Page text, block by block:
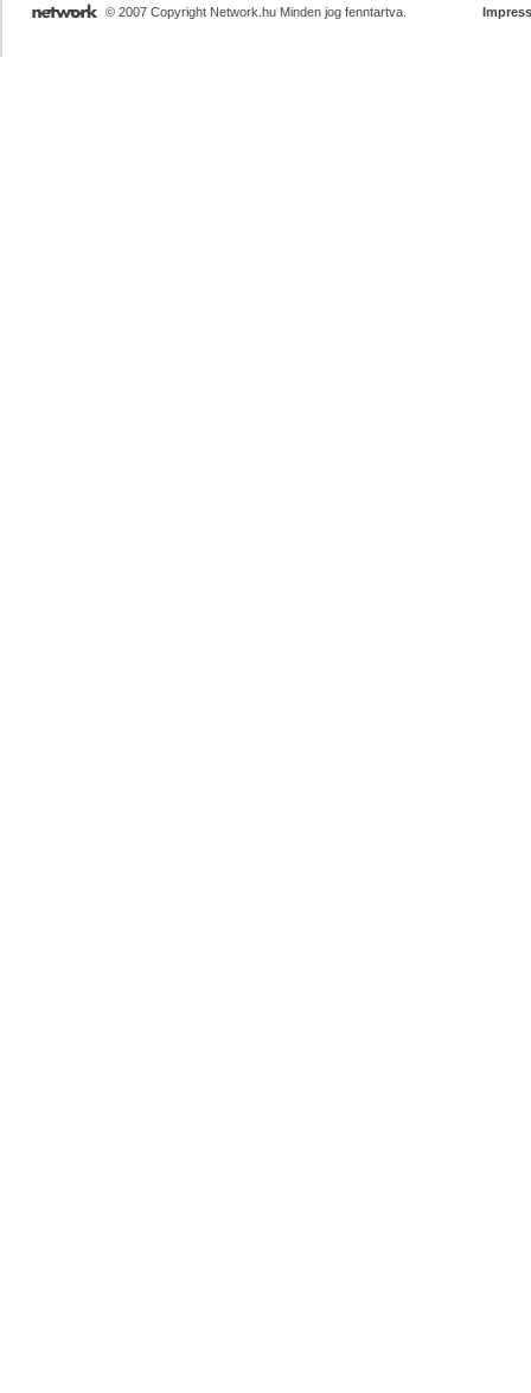
© 2007 Copyright Network.hu Minden jog fenntartva.